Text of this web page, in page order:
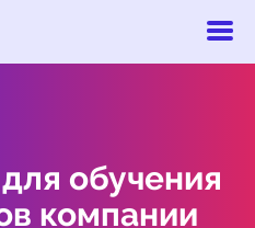
обучения
компании